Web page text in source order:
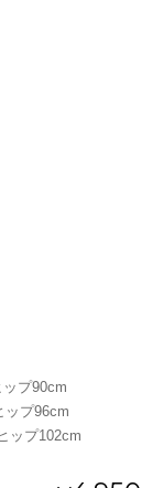
プ90cm
ップ96cm
ップ102cm